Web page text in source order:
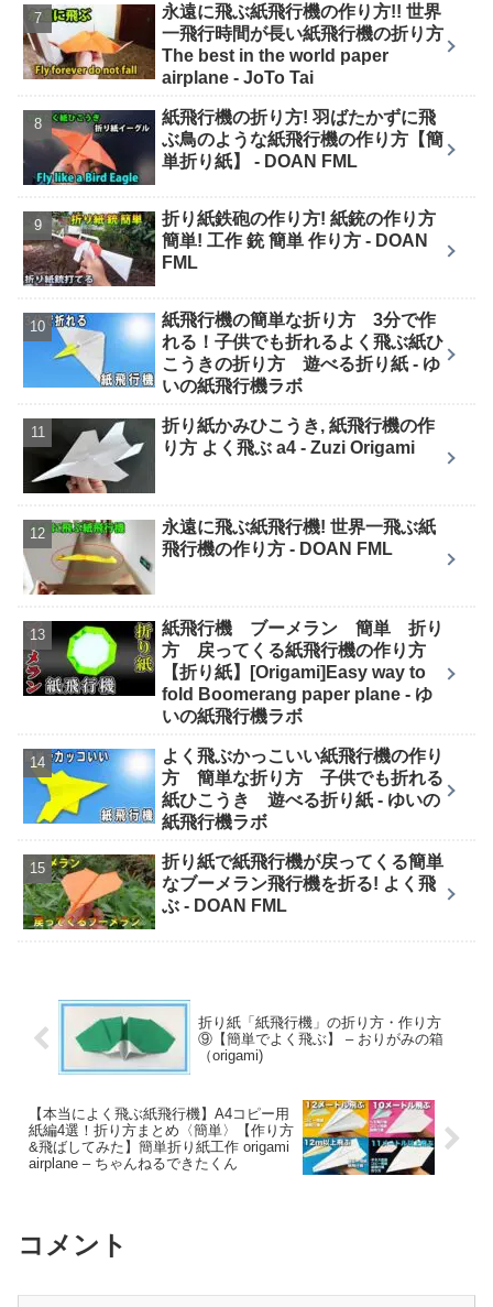
永遠に飛ぶ紙飛行機の作り方!! 世界
一飛行時間が長い紙飛行機の折り方
The best in the world paper
airplane - JoTo Tai
紙飛行機の折り方! 羽ばたかずに飛
ぶ鳥のような紙飛行機の作り方【簡
単折り紙】 - DOAN FML
折り紙鉄砲の作り方! 紙銃の作り方
簡単! 工作 銃 簡単 作り方 - DOAN
FML
紙飛行機の簡単な折り方 3分で作
れる！子供でも折れるよく飛ぶ紙ひ
こうきの折り方 遊べる折り紙 - ゆ
いの紙飛行機ラボ
折り紙かみひこうき, 紙飛行機の作
り方 よく飛ぶ a4 - Zuzi Origami
永遠に飛ぶ紙飛行機! 世界一飛ぶ紙
飛行機の作り方 - DOAN FML
紙飛行機 ブーメラン 簡単 折り
方 戻ってくる紙飛行機の作り方
【折り紙】[Origami]Easy way to
fold Boomerang paper plane - ゆ
いの紙飛行機ラボ
よく飛ぶかっこいい紙飛行機の作り
方 簡単な折り方 子供でも折れる
紙ひこうき 遊べる折り紙 - ゆいの
紙飛行機ラボ
折り紙で紙飛行機が戻ってくる簡単
なブーメラン飛行機を折る! よく飛
ぶ - DOAN FML
折り紙「紙飛行機」の折り方・作り方
⑨【簡単でよく飛ぶ】 – おりがみの箱
（origami)
【本当によく飛ぶ紙飛行機】A4コピー用
紙編4選！折り方まとめ〈簡単〉【作り方
&飛ばしてみた】簡単折り紙工作 origami
airplane – ちゃんねるできたくん
コメント